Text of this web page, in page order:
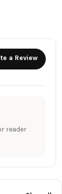
a Review
reader